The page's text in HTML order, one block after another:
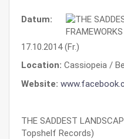
Datum:
17.10.2014 (Fr.)
Location: Cassiopeia /
Website:
THE SADDEST
Topshelf Records)